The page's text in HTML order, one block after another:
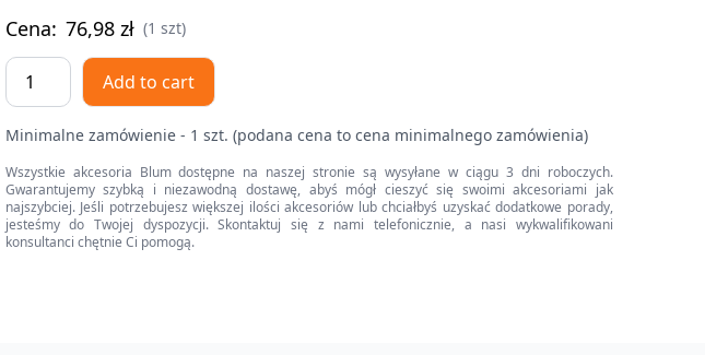
Cena: 76,98 zł (1 szt)
Bok
szuflady
wysokość
M
(90.5
mm),
dł.=500
Add to cart
Minimalne zamówienie - 1 szt. (podana cena to cena minimalnego zamówienia)
Wszystkie akcesoria Blum dostępne na naszej stronie są wysyłane w ciągu 3 dni roboczych.
Gwarantujemy szybką i niezawodną dostawę, abyś mógł cieszyć się swoimi akcesoriami jak
najszybciej. Jeśli potrzebujesz większej ilości akcesoriów lub chciałbyś uzyskać dodatkowe porady,
jesteśmy do Twojej dyspozycji. Skontaktuj się z nami telefonicznie, a nasi wykwalifikowani
konsultanci chętnie Ci pomogą.